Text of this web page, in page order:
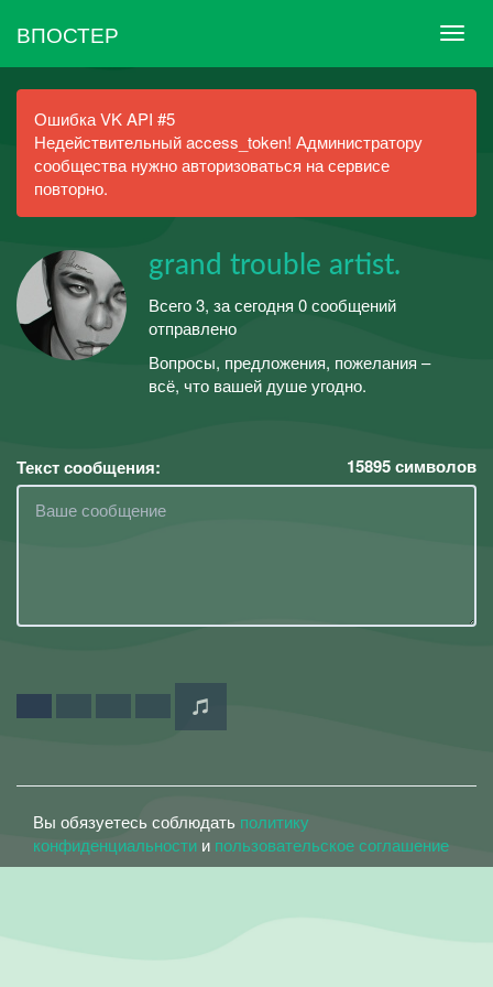
ВПОСТЕР
Ошибка VK API #5
Недействительный access_token! Администратору
сообщества нужно авторизоваться на сервисе
повторно.
grand trouble artist.
Всего 3, за сегодня 0 сообщений
отправлено
Вопросы, предложения, пожелания –
всё, что вашей душе угодно.
Текст сообщения: 15895символов
Вы обязуетесь соблюдать политику
конфиденциальности и пользовательское соглашение